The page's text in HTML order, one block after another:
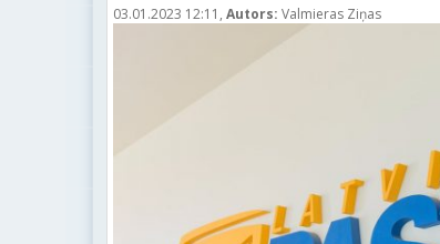
03.01.2023 12:11, Autors: Valmieras Ziņas